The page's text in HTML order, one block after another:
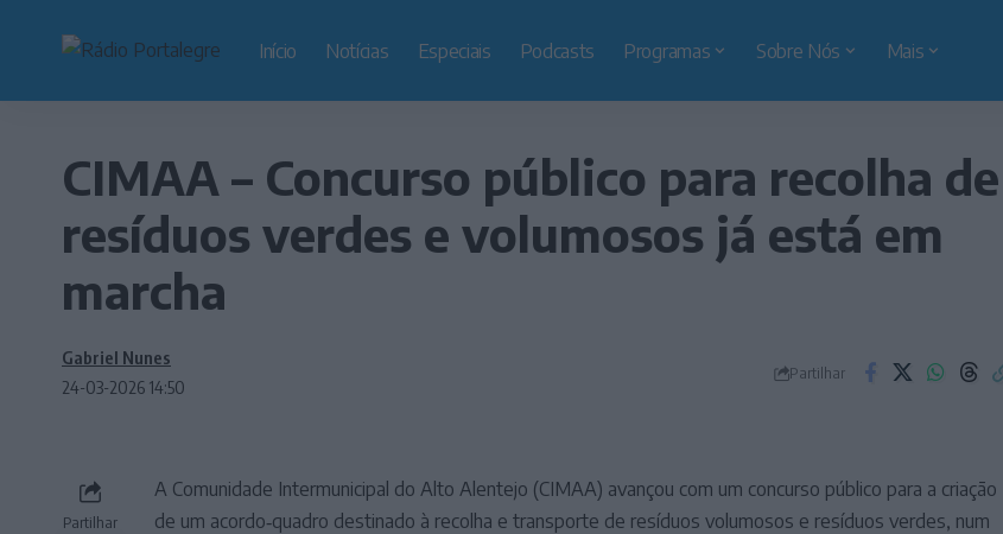
Início Notícias Especiais Podcasts Programas Sobre Nós Mais
CIMAA – Concurso público para recolha de
resíduos verdes e volumosos já está em
marcha
24-03-2026 14:50
Gabriel Nunes
Partilhar
Partilhar
A Comunidade Intermunicipal do Alto Alentejo (CIMAA) avançou com um concurso público para a criação
de um acordo‑quadro destinado à recolha e transporte de resíduos volumosos e resíduos verdes, num